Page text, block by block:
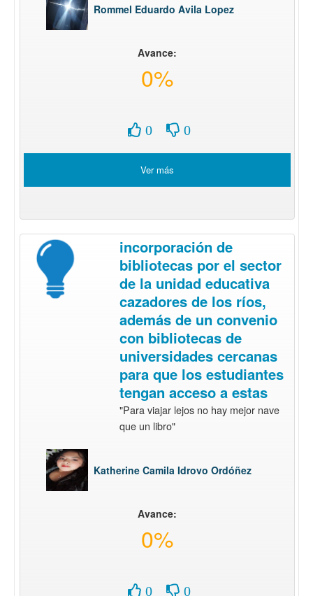
Rommel Eduardo Avila Lopez
Avance:
0%
0 0
Ver más
incorporación de
bibliotecas por el sector
de la unidad educativa
cazadores de los ríos,
además de un convenio
con bibliotecas de
universidades cercanas
para que los estudiantes
tengan acceso a estas
"Para viajar lejos no hay mejor nave
que un libro"
Katherine Camila Idrovo Ordóñez
Avance:
0%
0 0